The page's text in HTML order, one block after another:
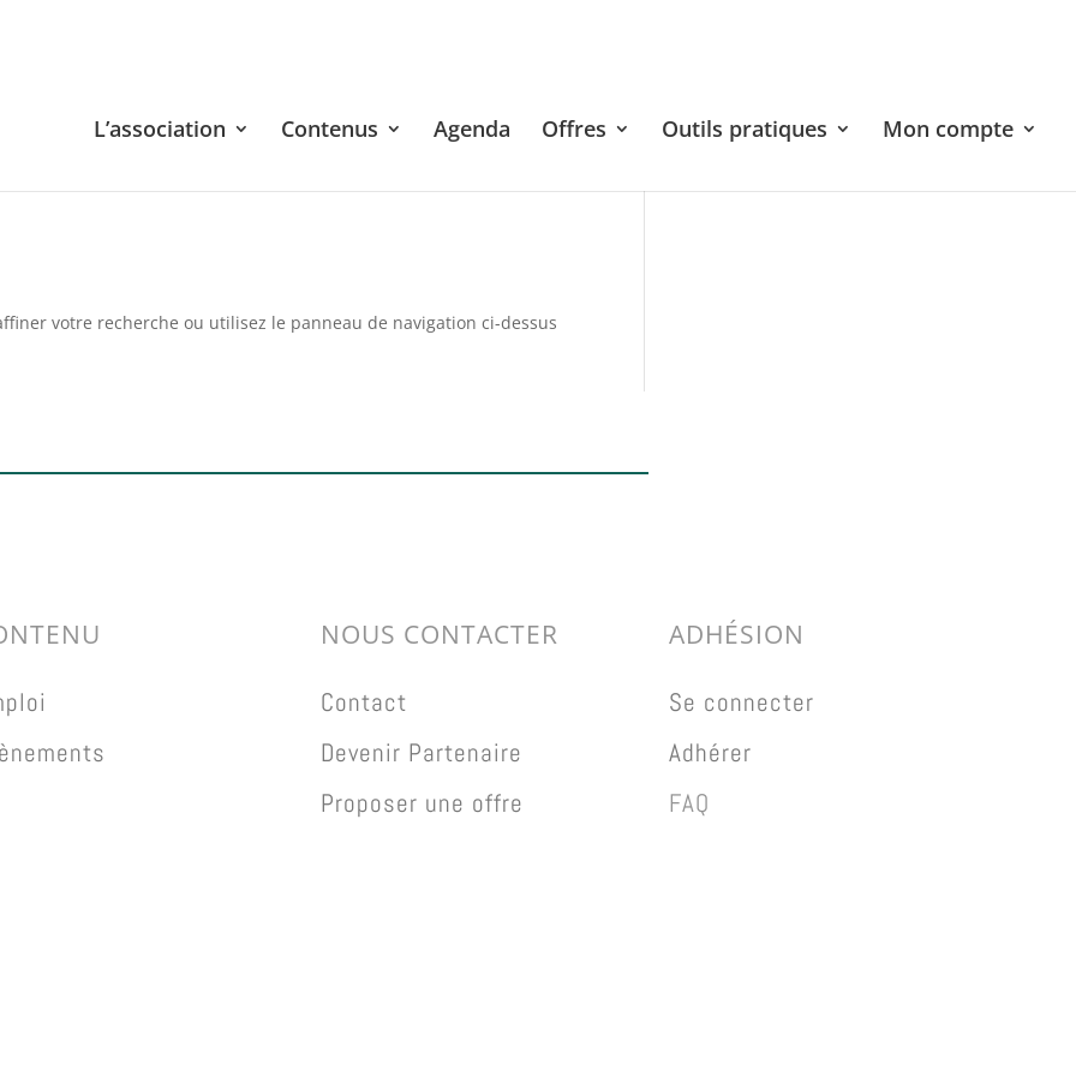
L’association Contenus Agenda Offres Outils pratiques Mon compte
votre recherche ou utilisez le panneau de navigation ci-dessus
NOUS CONTACTER
Contact
Devenir Partenaire
Proposer une offre
ADHÉSION
Se connecter
Adhérer
FAQ